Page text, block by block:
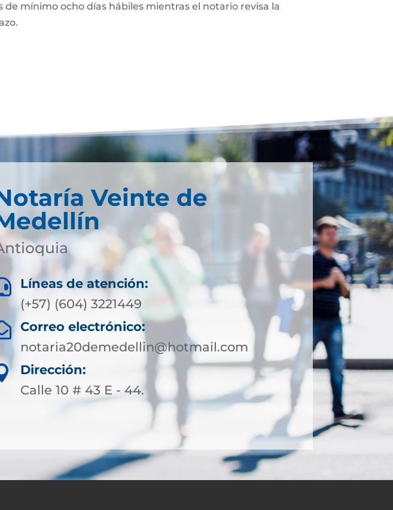
de mínimo ocho días hábiles mientras el notario revisa la
Veinte de
Líneas de atención:
(+57) (604) 3221449
Correo electrónico:
notaria20demedellin@hotmail.com
Dirección:
Calle 10 # 43 E - 44.